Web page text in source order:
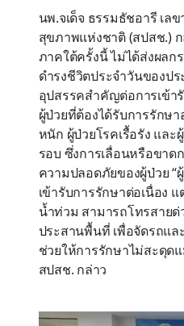
นพ.จเด็จ ธรรมธัชอารี เล
สุขภาพแห่งชาติ (สปสช.)
ภาคใต้ครั้งนี้ ไม่ได้ส่งผลก
ดำรงชีวิตประจำวันของป
อุปสรรคสำคัญต่อการเข้า
ผู้ป่วยที่ต้องได้รับการรักษา
หนัก ผู้ป่วยโรคเรื้อรัง แล
รอบ ซึ่งการเลื่อนหรือขาด
ความปลอดภัยของผู้ป่วย
เข้ารับการรักษาต่อเนื่อง
น้ำท่วม สามารถโทรสายด่
ประสานพื้นที่ เพื่อจัดรถแ
ช่วยให้การรักษาไม่สะดุด
สปสช. กล่าว